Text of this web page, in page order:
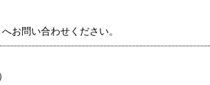
お問い合わせください。